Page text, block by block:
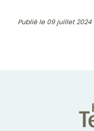
Publié le 09 juillet 2024